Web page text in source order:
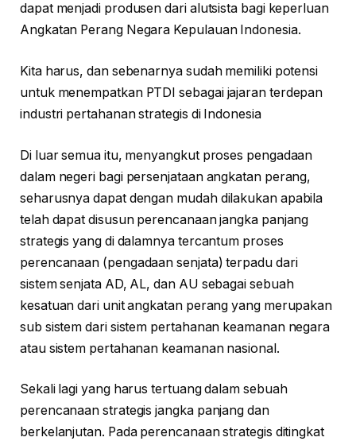
dapat menjadi produsen dari alutsista bagi keperluan
Angkatan Perang Negara Kepulauan Indonesia.
Kita harus, dan sebenarnya sudah memiliki potensi
untuk menempatkan PTDI sebagai jajaran terdepan
industri pertahanan strategis di Indonesia
Di luar semua itu, menyangkut proses pengadaan
dalam negeri bagi persenjataan angkatan perang,
seharusnya dapat dengan mudah dilakukan apabila
telah dapat disusun perencanaan jangka panjang
strategis yang di dalamnya tercantum proses
perencanaan (pengadaan senjata) terpadu dari
sistem senjata AD, AL, dan AU sebagai sebuah
kesatuan dari unit angkatan perang yang merupakan
sub sistem dari sistem pertahanan keamanan negara
atau sistem pertahanan keamanan nasional.
Sekali lagi yang harus tertuang dalam sebuah
perencanaan strategis jangka panjang dan
berkelanjutan. Pada perencanaan strategis ditingkat